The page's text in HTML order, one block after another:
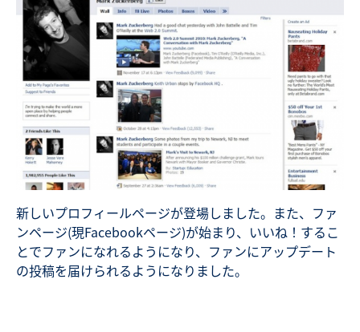
新しいプロフィールページが登場しました。また、ファ
ンページ(現Facebookページ)が始まり、いいね！するこ
とでファンになれるようになり、ファンにアップデート
の投稿を届けられるようになりました。